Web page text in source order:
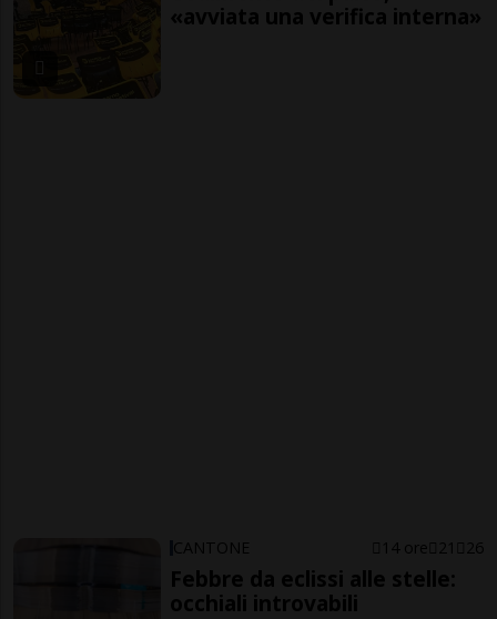
«avviata una verifica interna»
CANTONE 14 ore 21 26
Febbre da eclissi alle stelle:
occhiali introvabili